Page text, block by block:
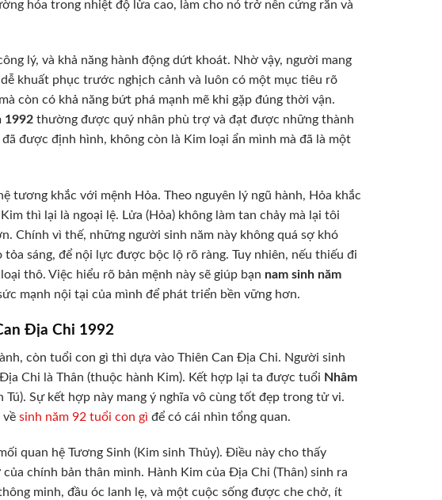
hóa trong nhiệt độ lửa cao, làm cho nó trở nên cứng rắn và
lý, và khả năng hành động dứt khoát. Nhờ vậy, người mang
khuất phục trước nghịch cảnh và luôn có một mục tiêu rõ
còn có khả năng bứt phá mạnh mẽ khi gặp đúng thời vận.
1992 thường được quý nhân phù trợ và đạt được những thành
được định hình, không còn là Kim loại ẩn mình mà đã là một
tương khắc với mệnh Hỏa. Theo nguyên lý ngũ hành, Hỏa khắc
thì lại là ngoại lệ. Lửa (Hỏa) không làm tan chảy mà lại tôi
Chính vì thế, những người sinh năm này không quá sợ khó
sáng, để nội lực được bộc lộ rõ ràng. Tuy nhiên, nếu thiếu đi
thô. Việc hiểu rõ bản mệnh này sẽ giúp bạn nam sinh năm
mạnh nội tại của mình để phát triển bền vững hơn.
Địa Chi 1992
còn tuổi con gì thì dựa vào Thiên Can Địa Chi. Người sinh
Chi là Thân (thuộc hành Kim). Kết hợp lại ta được tuổi Nhâm
Tú). Sự kết hợp này mang ý nghĩa vô cùng tốt đẹp trong tử vi.
về sinh năm 92 tuổi con gì để có cái nhìn tổng quan.
quan hệ Tương Sinh (Kim sinh Thủy). Điều này cho thấy
chính bản thân mình. Hành Kim của Địa Chi (Thân) sinh ra
minh, đầu óc lanh lẹ, và một cuộc sống được che chở, ít